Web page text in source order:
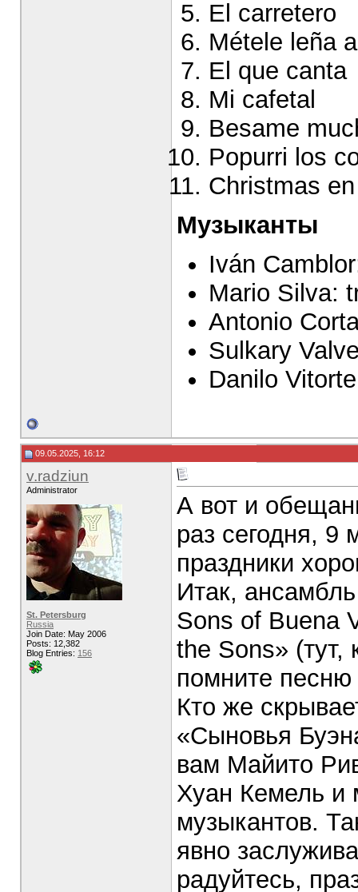
El carretero
Métele leña
El que canta
Mi cafetal
Besame
Popurri los
Christmas
Музыканты
Iván
Mario Silva:
Antonio
Sulkary
Danilo
09.05.2025, 16:12
v.radziun
Administrator
St. Petersburg
Russia
Join Date: May 2006
Posts: 12,382
Blog Entries: 156
А вот и
раз сегодня, 9
праздники
Итак,
Sons of Buena
the Sons» (тут,
помните
Кто же
«Сыновья
вам Майито
Хуан Кемель и
музыкантов.
явно
радуйтесь,